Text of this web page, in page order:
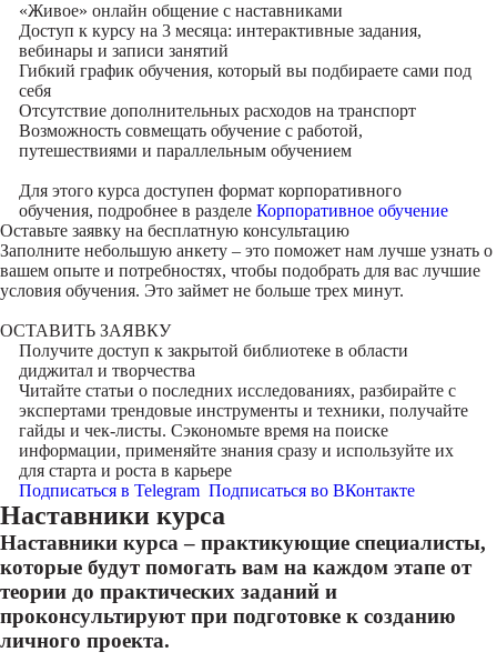
«Живое» онлайн общение с наставниками
Доступ к курсу на 3 месяца: интерактивные задания,
вебинары и записи занятий
Гибкий график обучения, который вы подбираете сами под
себя
Отсутствие дополнительных расходов на транспорт
Возможность совмещать обучение с работой,
путешествиями и параллельным обучением
Для этого курса доступен формат корпоративного
обучения, подробнее в разделе Корпоративное обучение
Оставьте заявку на бесплатную консультацию
Заполните небольшую анкету – это поможет нам лучше узнать о
вашем опыте и потребностях, чтобы подобрать для вас лучшие
условия обучения. Это займет не больше трех минут.
ОСТАВИТЬ ЗАЯВКУ
Получите доступ к закрытой библиотекев области
диджитал и творчества
Читайте статьи о последних исследованиях, разбирайте с
экспертами трендовые инструменты и техники, получайте
гайды и чек-листы. Сэкономьте время на поиске
информации, применяйте знания сразу и используйте их
для старта и роста в карьере
Подписаться в Telegram Подписаться во ВКонтакте
Наставники курса
Наставники курса – практикующие специалисты,
которые будут помогать вам на каждом этапе от
теории до практических заданий и
проконсультируют при подготовке к созданию
личного проекта.